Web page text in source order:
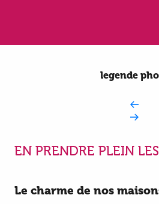
EN PRENDRE PLEIN
Le charme de nos
legende